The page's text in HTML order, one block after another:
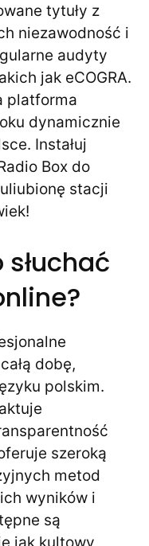
tytuły z
niezawodność i
audyty
jak eCOGRA.
platforma
dynamicznie
Instałuj
Box do
stacji
dobę,
polskim.
szeroką
metod
wyników i
są